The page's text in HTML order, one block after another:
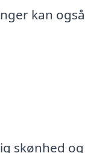
kan
skønhed